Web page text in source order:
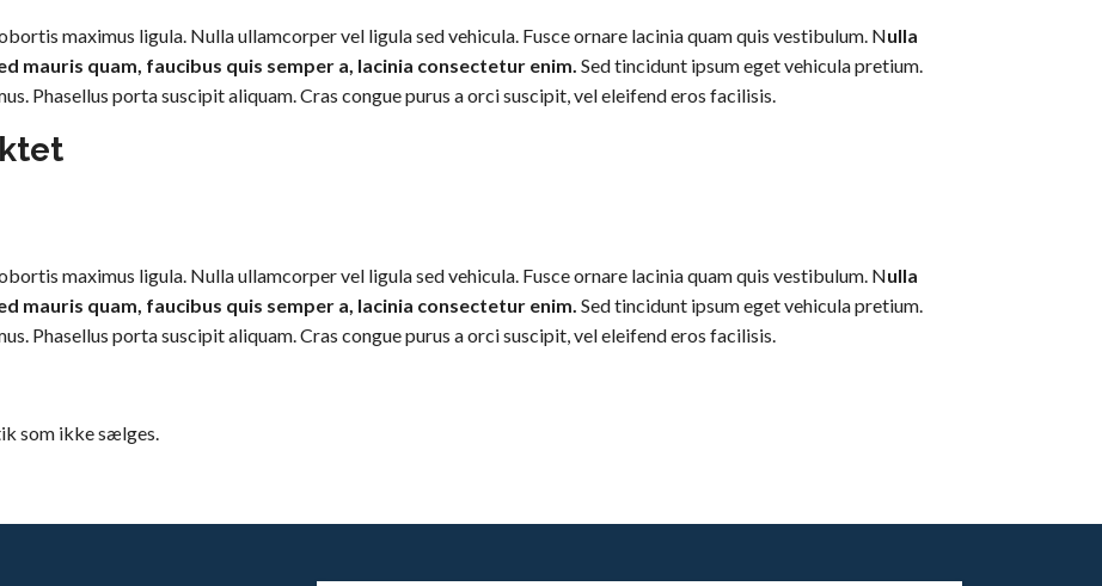
maximus ligula. Nulla ullamcorper vel ligula sed vehicula. Fusce ornare lacinia quam quis vestibulum. Nulla
quam, faucibus quis semper a, lacinia consectetur enim. Sed tincidunt ipsum eget vehicula pretium.
Phasellus porta suscipit aliquam. Cras congue purus a orci suscipit, vel eleifend eros facilisis.
maximus ligula. Nulla ullamcorper vel ligula sed vehicula. Fusce ornare lacinia quam quis vestibulum. Nulla
quam, faucibus quis semper a, lacinia consectetur enim. Sed tincidunt ipsum eget vehicula pretium.
Phasellus porta suscipit aliquam. Cras congue purus a orci suscipit, vel eleifend eros facilisis.
som ikke sælges.